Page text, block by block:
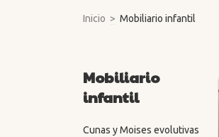
Inicio > Mobiliario infantil
Mobiliario
infantil
Cunas y Moises evolutivas